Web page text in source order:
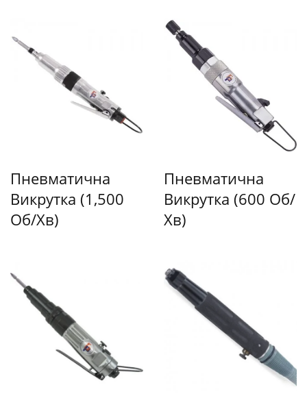
Пневматична
Викрутка (1,500
Об/хв)
Пневматична
Викрутка (600 Об/
Хв)